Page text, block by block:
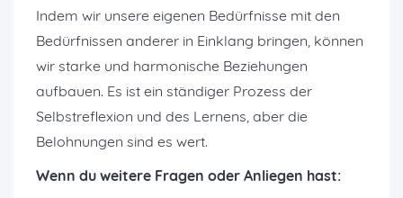
Indem wir unsere eigenen Bedürfnisse mit den
Bedürfnissen anderer in Einklang bringen, können
wir starke und harmonische Beziehungen
aufbauen. Es ist ein ständiger Prozess der
Selbstreflexion und des Lernens, aber die
Belohnungen sind es wert.
Wenn du weitere Fragen oder Anliegen hast: